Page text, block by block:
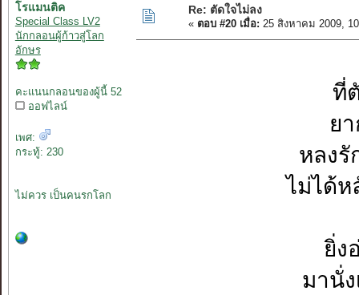
โรแมนติค
Special Class LV2
นักกลอนผู้ก้าวสู่โลก
อักษร
คะแนนกลอนของผู้นี้ 52
ออฟไลน์
เพศ:
กระทู้: 230
ไม่ควร เป็นคนรกโลก
Re: ตัดใจไม่ลง
« ตอบ #20 เมื่อ: 25 สิงหาคม 2009,
ที่
ย
หลง
ไม่ได้ห
ยิ่ง
มานั่